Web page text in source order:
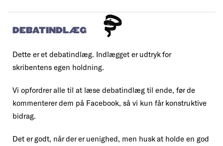
DEBATINDLÆG
Dette er et debatindlæg. Indlægget er udtryk for
skribentens egen holdning.
Vi opfordrer alle til at læse debatindlæg til ende, før de
kommenterer dem på Facebook, så vi kun får konstruktive
bidrag.
Det er godt, når der er uenighed, men husk at holde en god